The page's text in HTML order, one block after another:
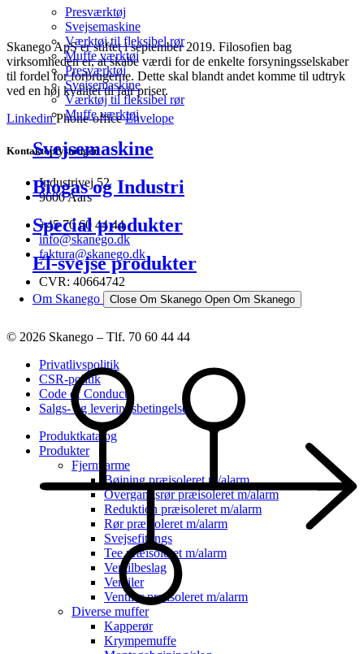
Presværktøj
Svejsemaskine
Værktøj til fleksibel rør
Muffe værktøj
Presværktøj
Svejsemaskine
Værktøj til fleksibel rør
Muffe værktøj
Svejsemaskine
Biogas og Industri
Special produkter
El-svejse produkter
Om Skanego Close Om Skanego Open Om Skanego
Skanego ApS er stiftet i september 2019. Filosofien bag
virksomheden er, at skabe værdi for de enkelte forsyningsselskaber
til fordel for forbrugerne. Dette skal blandt andet komme til udtryk
ved en høj kvalitet til fair priser.
Linkedin Phone-office Envelope
Kontaktoplysninger
Industrivej 52
9600 Aars
+45 70 60 44 44
info@skanego.dk
faktura@skanego.dk
CVR: 40664742
© 2026 Skanego – Tlf. 70 60 44 44
Privatlivspolitik
CSR-politik
Code of Conduct
Salgs- og leveringsbetingelser
Produktkatalog
Produkter
Fjernvarme
Bøjning præisoleret m/alarm
Overgangsrør præisoleret m/alarm
Reduktion præisoleret m/alarm
Rør præisoleret m/alarm
Svejsefittings
Tee præisoleret m/alarm
Ventilbeslag
Ventiler
Ventiler præisoleret m/alarm
Diverse muffer
Kapperør
Krympemuffe